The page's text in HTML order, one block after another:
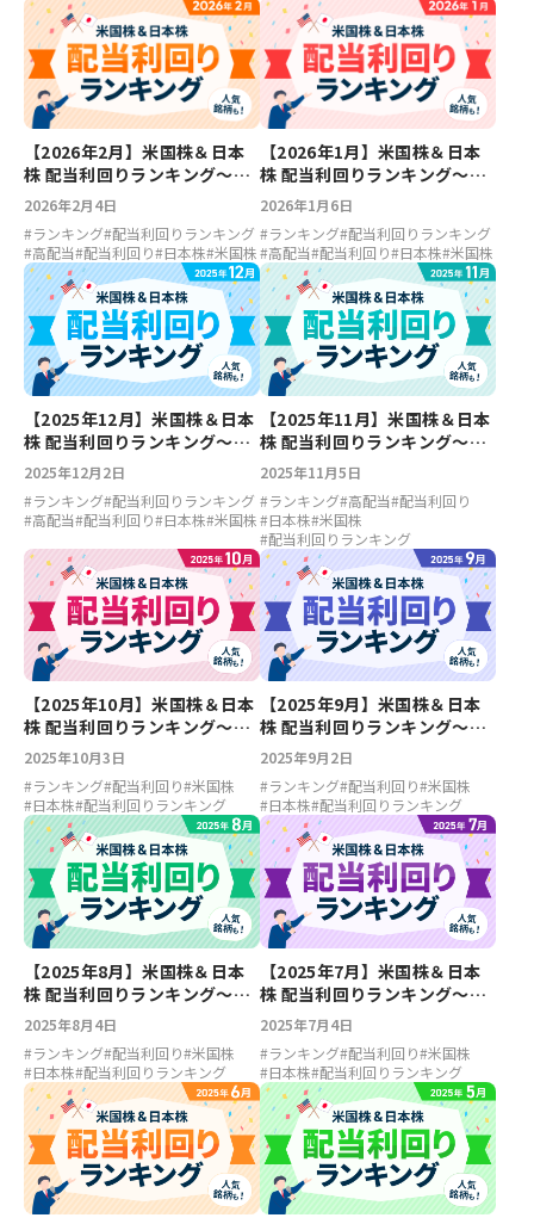
【2026年2月】米国株＆日本
株 配当利回りランキング～ア
ルトリア6.95％、ファイザー
6.46％、川崎汽船5.2％、
THK5.12％
2026年2月4日
#ランキング#配当利回りランキング
#高配当#配当利回り#日本株#米国株
【2026年1月】米国株＆日本
株 配当利回りランキング～フ
ァイザー6.81％、フォード
5.11％、THK6.07％、川崎汽
船5.51％
2026年1月6日
#ランキング#配当利回りランキング
#高配当#配当利回り#日本株#米国株
【2025年12月】米国株＆日本
株 配当利回りランキング～ア
ルトリア7.05％、フォード
5.03％、THK6.12％、川崎汽
船5.79％
2025年12月2日
#ランキング#配当利回りランキング
#高配当#配当利回り#日本株#米国株
【2025年11月】米国株＆日本
株 配当利回りランキング～フ
ァイザー6.89％、フォード
5.07％、THK5.9％、マツダ
5.2％
2025年11月5日
#ランキング#高配当#配当利回り
#日本株#米国株
#配当利回りランキング
【2025年10月】米国株＆日本
株 配当利回りランキング～フ
ァイザー6.68％、アルトリア
6.29％、THK6.18％、マツダ
5.3％
2025年10月3日
#ランキング#配当利回り#米国株
#日本株#配当利回りランキング
【2025年9月】米国株＆日本
株 配当利回りランキング～ベ
ライゾン6.18％、アルトリア
6.18％、マツダ5.38％、川崎
汽船5.28％
2025年9月2日
#ランキング#配当利回り#米国株
#日本株#配当利回りランキング
【2025年8月】米国株＆日本
株 配当利回りランキング～ア
ルトリア6.75％、ベライゾン
6.38％、マツダ5.96％、川崎
汽船5.63％
2025年8月4日
#ランキング#配当利回り#米国株
#日本株#配当利回りランキング
【2025年7月】米国株＆日本
株 配当利回りランキング～ア
ルトリア7.18％、ベライゾン
6.27％、マツダ6.13％、川崎
汽船5.88％
2025年7月4日
#ランキング#配当利回り#米国株
#日本株#配当利回りランキング